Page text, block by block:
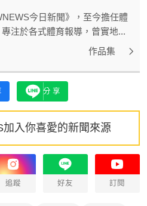
今日新聞》，至今擔任體
注於各式體育報導，曾實地...
作品集
分享
入你喜愛的新聞來源
追蹤 好友 訂閱